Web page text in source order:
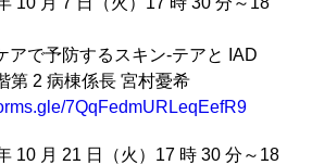
アで予防するスキン-テアと IAD
第 2 病棟係長 宮村憂希
7QqFedmURLeqEefR9
10 月 21 日（火）17 時 30 分～18